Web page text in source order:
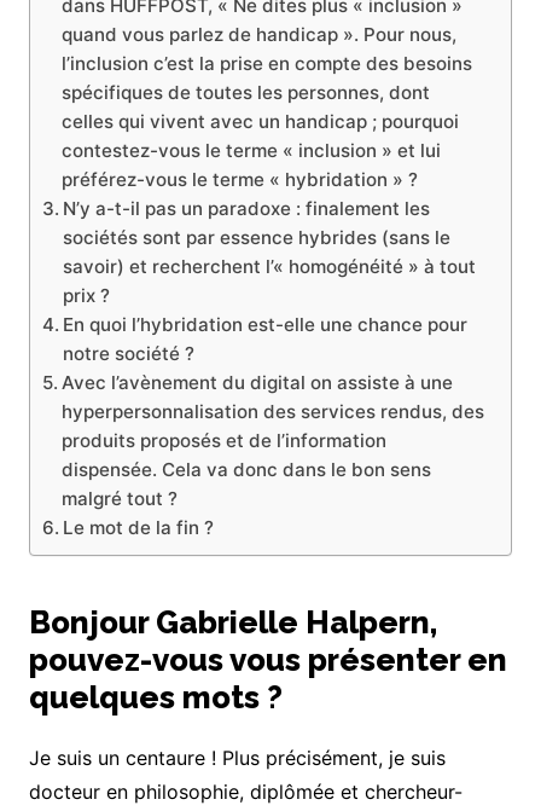
dans HUFFPOST, « Ne dites plus « inclusion »
quand vous parlez de handicap ». Pour nous,
l’inclusion c’est la prise en compte des besoins
spécifiques de toutes les personnes, dont
celles qui vivent avec un handicap ; pourquoi
contestez-vous le terme « inclusion » et lui
préférez-vous le terme « hybridation » ?
N’y a-t-il pas un paradoxe : finalement les
sociétés sont par essence hybrides (sans le
savoir) et recherchent l’« homogénéité » à tout
prix ?
En quoi l’hybridation est-elle une chance pour
notre société ?
Avec l’avènement du digital on assiste à une
hyperpersonnalisation des services rendus, des
produits proposés et de l’information
dispensée. Cela va donc dans le bon sens
malgré tout ?
Le mot de la fin ?
Bonjour Gabrielle Halpern,
pouvez-vous vous présenter en
quelques mots ?
Je suis un centaure ! Plus précisément, je suis
docteur en philosophie, diplômée et chercheur-